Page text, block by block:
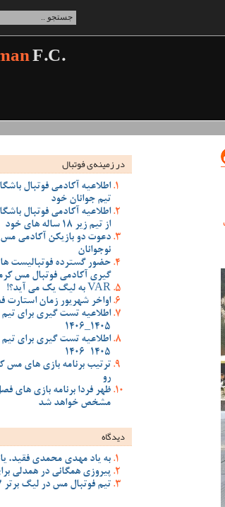
F.C.
در زمینه‌ی فوتبال
اطلاعیه آکادمی فوتبال
تیم جوانان خود
اطلاعیه آکادمی فوتبال
از تیم زیر 18 ساله های خود
دعوت دو بازیکن آکادمی مس
نوجوانان
حضور گسترده فوتبالیست
گیری آکادمی فوتبال مس
VAR به لیگ یک می آید؟!
اواخر شهریور زمان
اطلاعیه تست گیری برای
1405_1406
اطلاعیه تست گیری برای
1405-1406
ترتیب برنامه بازی های
رو
ظهر فردا برنامه بازی
مشخص خواهد شد
دیدگاه
به یاد مهدی محمدی فقید،
پیروزی همگانی در همدلی
تیم فوتبال مس در لیگ برتر 87_1386، با خاطرات مس